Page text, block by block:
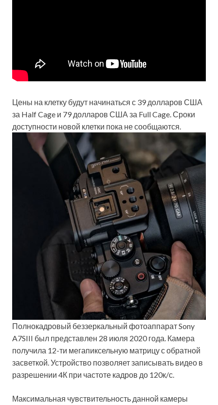
Цены на клетку будут начинаться с 39 долларов США
за Half Cage и 79 долларов США за Full Cage. Сроки
доступности новой клетки пока не сообщаются.
Полнокадровый беззеркальный фотоаппарат Sony
A7SIII был представлен 28 июля 2020 года. Камера
получила 12-ти мегапиксельную матрицу с обратной
засветкой. Устройство позволяет записывать видео в
разрешении 4К при частоте кадров до 120к/с.
Максимальная чувствительность данной камеры